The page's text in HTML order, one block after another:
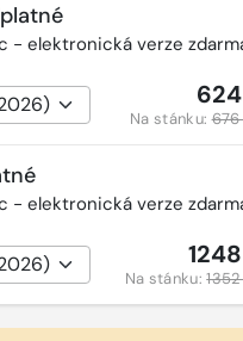
- elektronická verze
624
Na stánku:676
- elektronická verze
1248
Na stánku: